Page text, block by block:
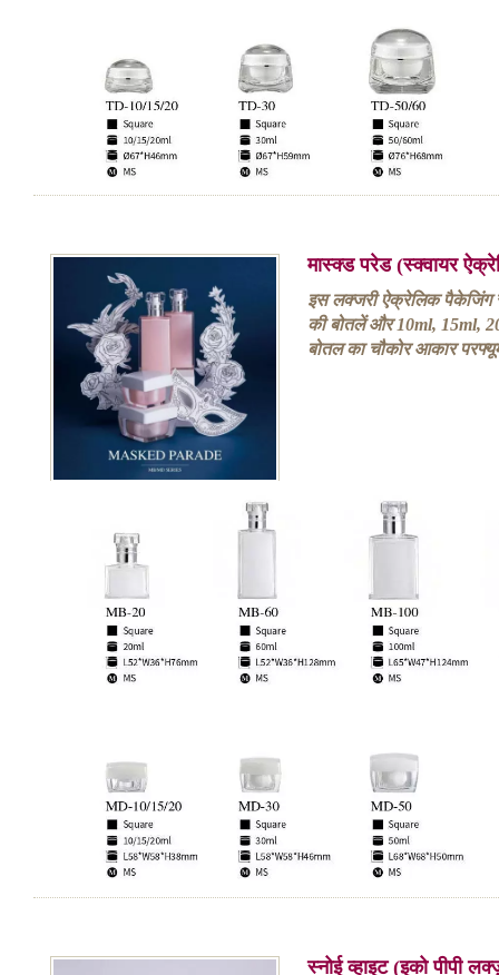
मास्क्ड परेड (स्क्वायर
इस लक्जरी ऐक्रेलिक पैकेजिंग
की बोतलें और 10ml, 15ml,
बोतल का चौकोर आकार
स्नोई व्हाइट (इको पीपी